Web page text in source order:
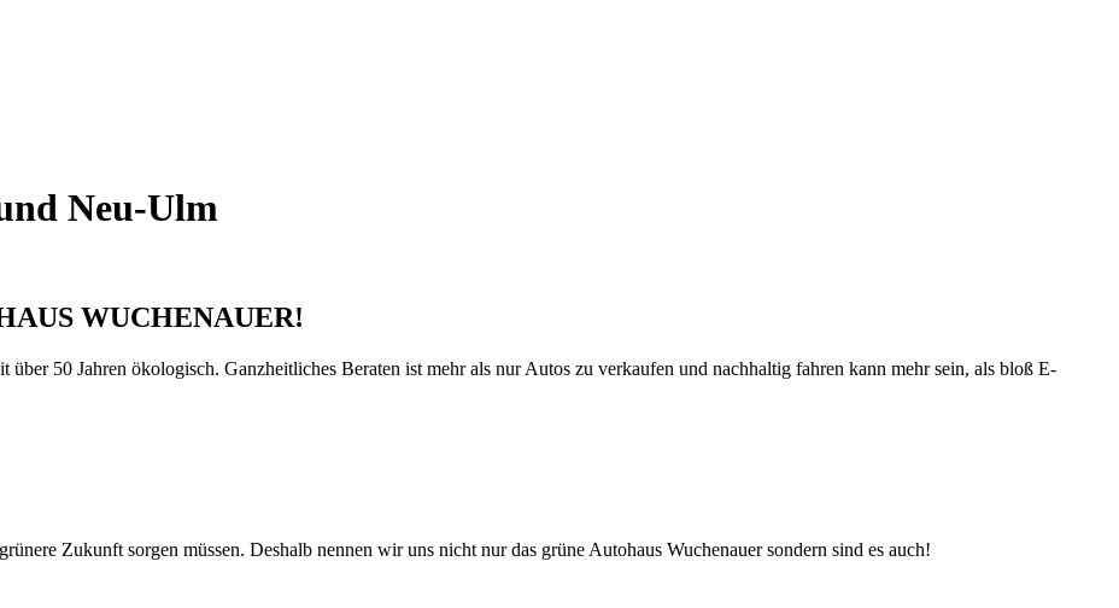
Neu-Ulm
WUCHENAUER!
50 Jahren ökologisch. Ganzheitliches Beraten ist mehr als nur Autos zu verkaufen und nachhaltig fahren kann mehr sein, als bloß E-
Zukunft sorgen müssen. Deshalb nennen wir uns nicht nur das grüne Autohaus Wuchenauer sondern sind es auch!